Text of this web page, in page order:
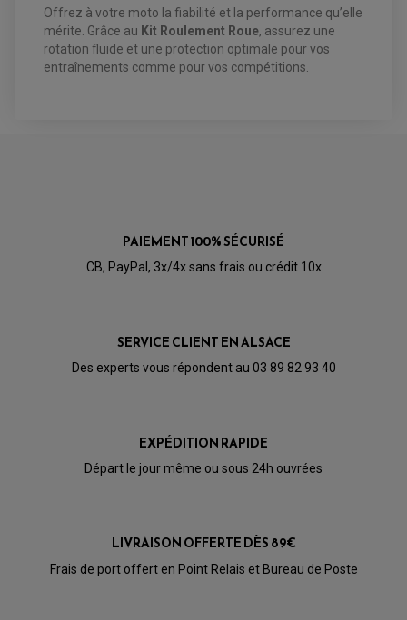
AMORTISSEURS QUAD / SSV
CÂBLE ACCÉLÉRATEUR / EMBRAYAGE / STARTER
ROTULE DE TRIANGLE
SÉLECTEUR DE VITESSE
ÉCHAPPEMENT CROSS ENDURO
ACCESSOIRES ÉCHAPPEMENT
ÉCHAPPEMENT & SILENCIEUX AKRAPOVIC
ÉCHAPPEMENT & SILENCIEUX FMF
Offrez à votre moto la fiabilité et la performance qu’elle
mérite. Grâce au Kit Roulement Roue, assurez une
rotation fluide et une protection optimale pour vos
entraînements comme pour vos compétitions.
PAIEMENT 100% SÉCURISÉ
CB, PayPal, 3x/4x sans frais ou crédit 10x
SERVICE CLIENT EN ALSACE
Des experts vous répondent au 03 89 82 93 40
EXPÉDITION RAPIDE
Départ le jour même ou sous 24h ouvrées
LIVRAISON OFFERTE DÈS 89€
Frais de port offert en Point Relais et Bureau de Poste